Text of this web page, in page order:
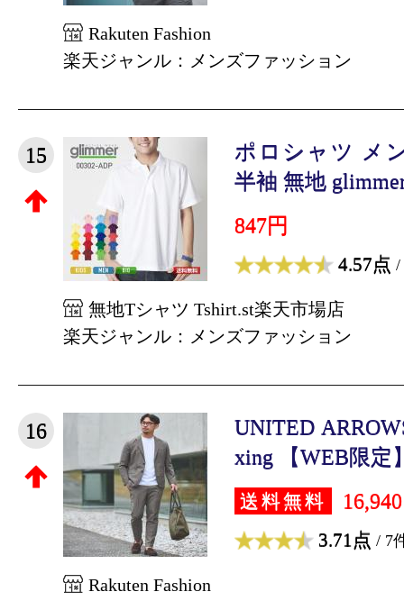
Rakuten Fashion
楽天ジャンル：メンズファッション
15
ポロシャツ メ
半袖 無地
847円
4.57点 /
無地Tシャツ Tshirt.st楽天市場店
楽天ジャンル：メンズファッション
16
UNITED
xing 【WEB限定
送料無料
3.71点 / 7
Rakuten Fashion